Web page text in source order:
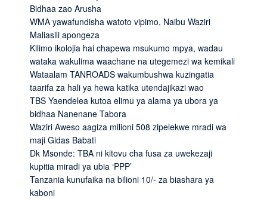
Bidhaa zao Arusha
WMA yawafundisha watoto vipimo, Naibu Waziri
Maliasili apongeza
Kilimo ikolojia hai chapewa msukumo mpya, wadau
wataka wakulima waachane na utegemezi wa kemikali
Wataalam TANROADS wakumbushwa kuzingatia
taarifa za hali ya hewa katika utendajikazi wao
TBS Yaendelea kutoa elimu ya alama ya ubora ya
bidhaa Nanenane Tabora
Waziri Aweso aagiza milioni 508 zipelekwe mradi wa
maji Gidas Babati
Dk Msonde: TBA ni kitovu cha fusa za uwekezaji
kupitia miradi ya ubia ‘PPP’
Tanzania kunufaika na bilioni 10/- za biashara ya
kaboni